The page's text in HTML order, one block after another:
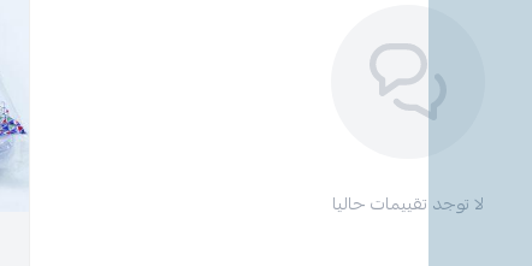
لا توجد تقييمات حاليا